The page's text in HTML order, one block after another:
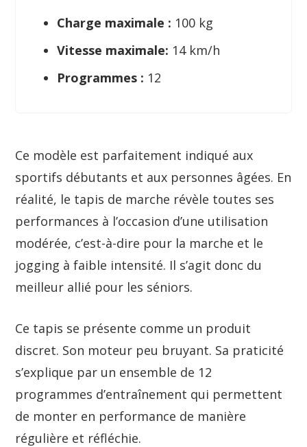
Charge maximale : 100 kg
Vitesse maximale: 14 km/h
Programmes : 12
Ce modèle est parfaitement indiqué aux
sportifs débutants et aux personnes âgées. En
réalité, le tapis de marche révèle toutes ses
performances à l’occasion d’une utilisation
modérée, c’est-à-dire pour la marche et le
jogging à faible intensité. Il s’agit donc du
meilleur allié pour les séniors.
Ce tapis se présente comme un produit
discret. Son moteur peu bruyant. Sa praticité
s’explique par un ensemble de 12
programmes d’entraînement qui permettent
de monter en performance de manière
régulière et réfléchie.